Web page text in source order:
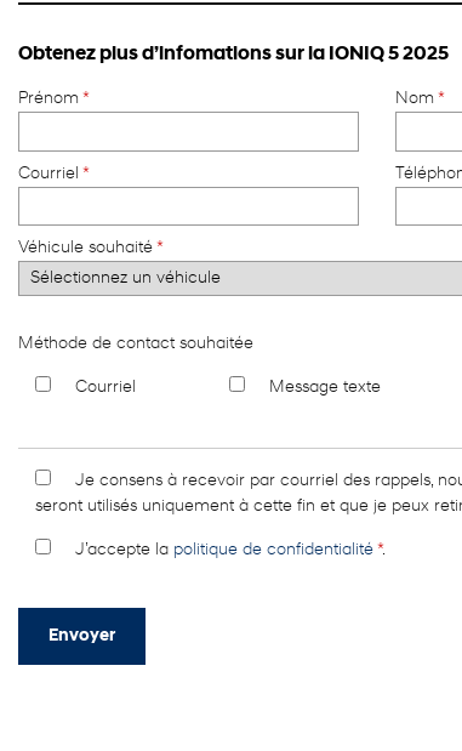
Obtenez plus d’infomations sur la IONIQ 5 2025
Prénom * Nom*
Courriel *
Véhicule souhaité *
Méthode de contact souhaitée
Courriel Message texte
Je consens à recevoir par courriel des rappels,
seront utilisés uniquement à cette fin et que je peux
J’accepte la politique de confidentialité *.